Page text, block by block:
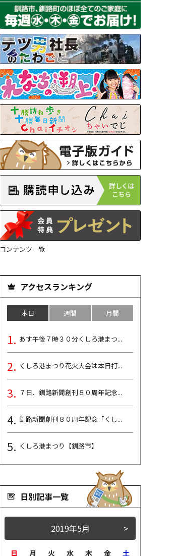
コンテンツ一覧
アクセスランキング
本日 週間 月間
あす午後７時３０分くしろ港まつ...
くしろ港まつり花火大会は本日打...
７日、釧路新聞創刊８０周年記念...
釧路新聞創刊８０周年記念「くし...
くしろ港まつり【釧路市】
日別記事一覧
>
2019年5月
日 月 火 水 木 金 土